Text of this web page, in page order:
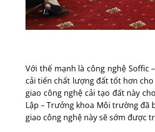
Với thế mạnh là công nghệ Soffic
cải tiến chất lượng đất tốt hơn
giao công nghệ cải tạo đất này
Lập – Trưởng khoa Môi trường đã
giao công nghệ này sẽ sớm được